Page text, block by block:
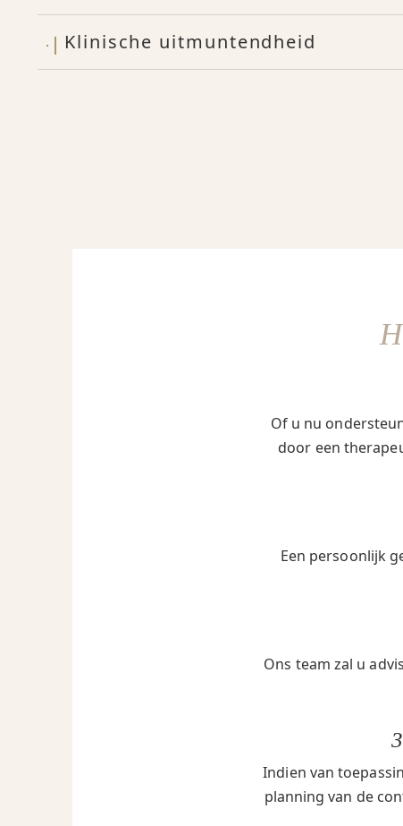
Klinische uitmuntendheid
Of u nu
door een
Een persoonlijk
Ons team zal u
Indien van
planning van de